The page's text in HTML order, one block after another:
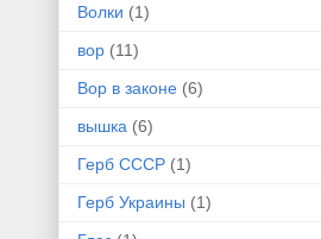
Волки (1)
вор (11)
Вор в законе (6)
вышка (6)
Герб СССР (1)
Герб Украины (1)